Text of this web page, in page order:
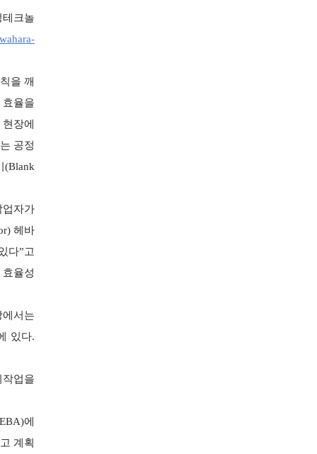
크놀
을 깨
율을
장에
공정
(Blank
업자가
헤바
다”고
율성
서는
있다.
업을
에
계획